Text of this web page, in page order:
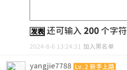
发表 还可输入 200 个字符
2024-8-6 13:24:31 加入黑名单
yangjie7788 Lv.2 新手上路